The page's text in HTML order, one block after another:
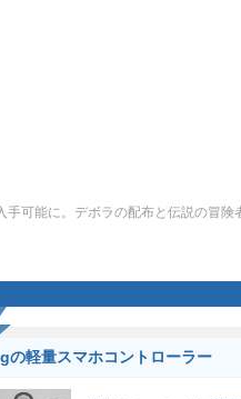
手可能に。デボラの配布と伝説の冒険
の軽量スマホコントローラー